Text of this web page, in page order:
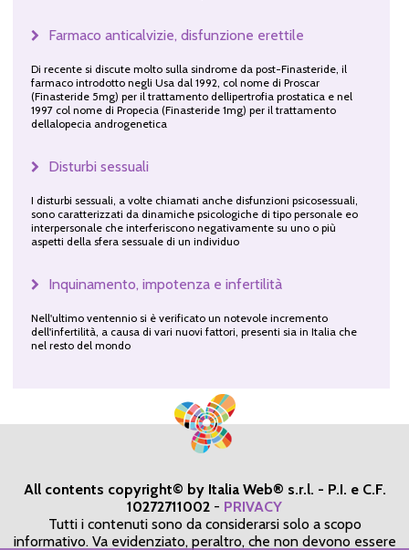
Farmaco anticalvizie, disfunzione erettile
Di recente si discute molto sulla sindrome da post-Finasteride, il
farmaco introdotto negli Usa dal 1992, col nome di Proscar
(Finasteride 5mg) per il trattamento dellipertrofia prostatica e nel
1997 col nome di Propecia (Finasteride 1mg) per il trattamento
dellalopecia androgenetica
Disturbi sessuali
I disturbi sessuali, a volte chiamati anche disfunzioni psicosessuali,
sono caratterizzati da dinamiche psicologiche di tipo personale eo
interpersonale che interferiscono negativamente su uno o più
aspetti della sfera sessuale di un individuo
Inquinamento, impotenza e infertilità
Nell'ultimo ventennio si è verificato un notevole incremento
dell'infertilità, a causa di vari nuovi fattori, presenti sia in Italia che
nel resto del mondo
All contents copyright© by Italia Web® s.r.l. - P.I. e C.F.
10272711002 - PRIVACY
Tutti i contenuti sono da considerarsi solo a scopo
informativo. Va evidenziato, peraltro, che non devono essere